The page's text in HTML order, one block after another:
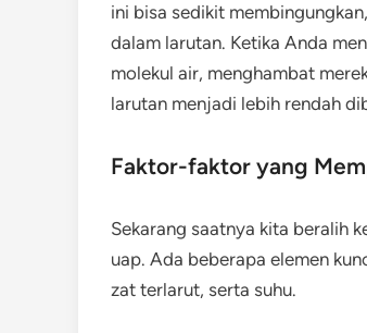
ini bisa sedikit
dalam larutan. Ketika Anda
molekul air, menghambat
larutan menjadi lebih rendah
Faktor-faktor yang
Sekarang saatnya kita beralih
uap. Ada beberapa elemen
zat terlarut, serta suhu.